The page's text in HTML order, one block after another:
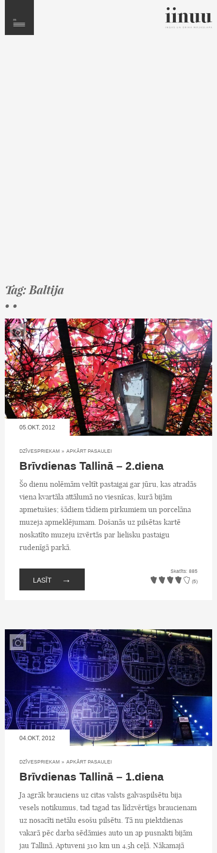
Tag: Baltija
• •
05.OKT, 2012
DZĪVESPRIEKAM » APKĀRT PASAULEI
Brīvdienas Tallinā – 2.diena
Šo dienu nolēmām veltīt pastaigai gar jūru, kas atradās
viena kvartāla attālumā no viesnīcas, kurā bijām
apmetušies; šādiem tādiem pirkumiem un porcelāna
muzeja apmeklējumam. Došanās uz pilsētas kartē
noskatīto muzeju izvērtās par lielisku pastaigu
rudenīgā parkā.
LASĪT →
Skatīts: 885
(5)
04.OKT, 2012
DZĪVESPRIEKAM » APKĀRT PASAULEI
Brīvdienas Tallinā – 1.diena
Ja agrāk brauciens uz citas valsts galvaspilsētu bija
vesels notikumus, tad tagad tas līdzvērtīgs braucienam
uz nosacīti netālu esošu pilsētu. Tā nu piektdienas
vakarā pēc darba sēdāmies auto un ap pusnakti bijām
jau Tallinā. Aptuveni 310 km un 4,5h ceļā. Nākamajā